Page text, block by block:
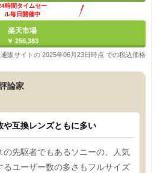
時間タイムセー
ル毎日開催中
楽天市場
￥ 256,383
販サイトの 2025年06月23日時点 での税込価格
論家
互換レンズともに多い
の先駆者でもあるソニーの、人気
ユーザー数の多さもフルサイズ